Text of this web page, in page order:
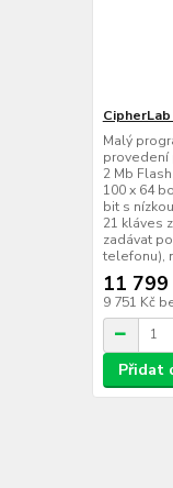
Malý
provedení
2 Mb
100 x 64
bit s
21 kláves
zadávat
telefonu),
11 799
9 751 Kč
Přidat